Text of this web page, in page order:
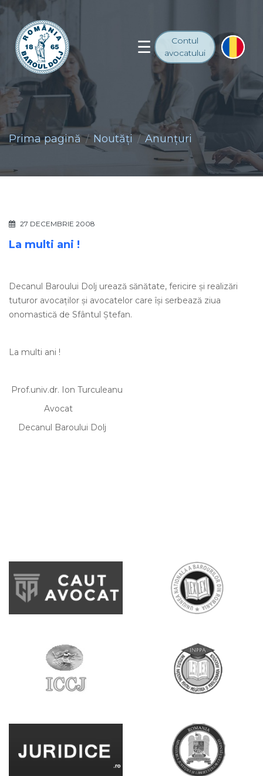
Contul
avocatului
Prima pagină Noutăţi Anunţuri
27 DECEMBRIE 2008
La multi ani !
Decanul Baroului Dolj urează sănătate, fericire şi realizări
tuturor avocaţilor şi avocatelor care îşi serbează ziua
onomastică de Sfântul Ştefan.
La multi ani !
Prof.univ.dr. Ion Turculeanu
Avocat
Decanul Baroului Dolj